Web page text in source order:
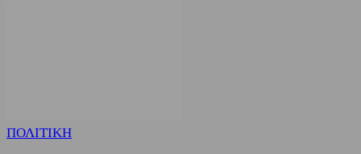
ΠΟΛΙΤΙΚΗ